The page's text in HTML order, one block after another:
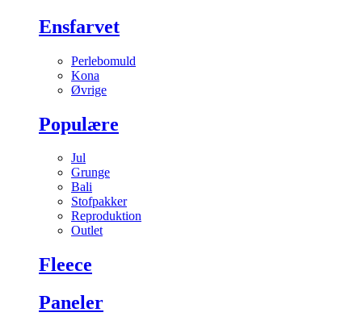
Ensfarvet
Perlebomuld
Kona
Øvrige
Populære
Jul
Grunge
Bali
Stofpakker
Reproduktion
Outlet
Fleece
Paneler